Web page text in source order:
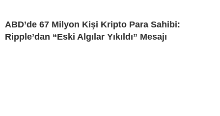
ABD’de 67 Milyon Kişi Kripto Para Sahibi:
Ripple’dan “Eski Algılar Yıkıldı” Mesajı